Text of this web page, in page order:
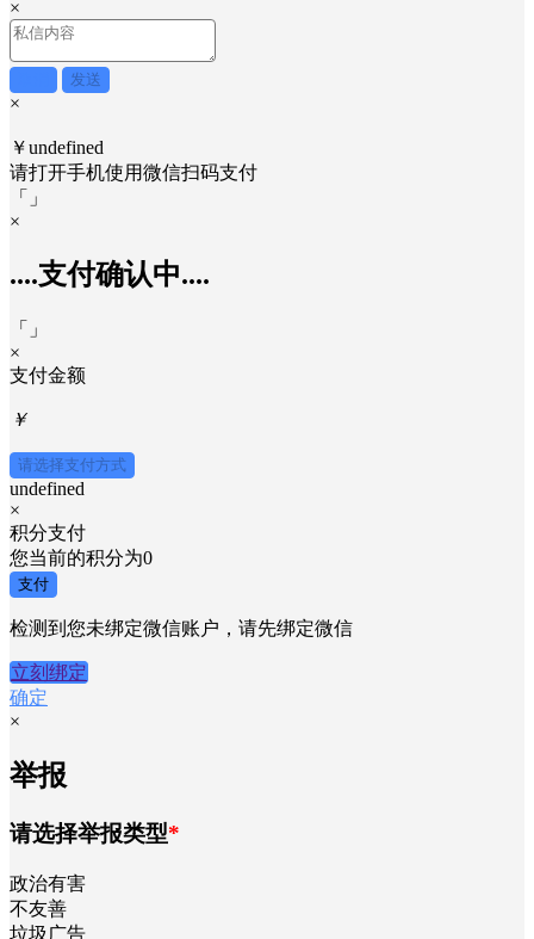
×
发送
×
￥undefined
请打开手机使用微信扫码支付
「
」
×
....支付确认中....
「
」
×
支付金额
￥
请选择支付方式
undefined
×
积分支付
您当前的积分为0
支付
检测到您未绑定微信账户，请先绑定微信
立刻绑定
确定
×
举报
请选择举报类型*
政治有害
不友善
垃圾广告